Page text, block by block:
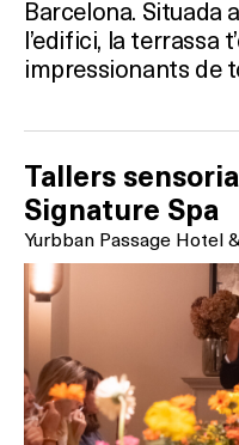
Barcelona. Situada
l’edifici, la terrassa
impressionants de
Tallers
Signature Spa
Yurbban Passage Hotel